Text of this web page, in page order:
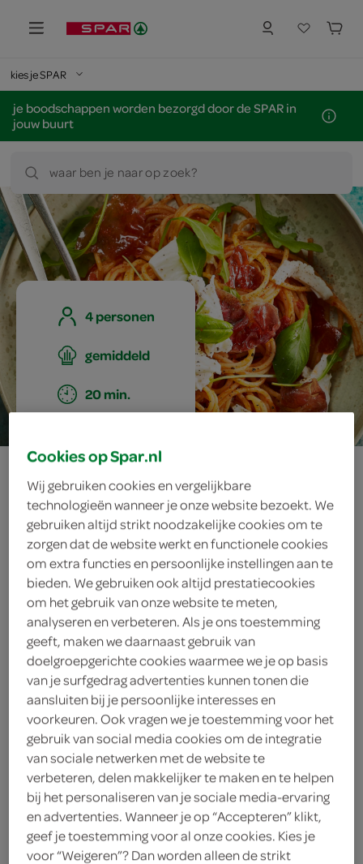
kies je SPAR
je boodschappen worden bezorgd door de SPAR in
jouw buurt
waar ben je naar op zoek?
4 personen
gemiddeld
20 min.
spaghetti
caprese met
parmaham
ingrediënten
1 bol mozzarella
75 gram rucola
1 bosje basilicum
8 plakken rauwe hammen
8 plakken parmaham
Cookies op Spar.nl
Wij gebruiken cookies en vergelijkbare
technologieën wanneer je onze website bezoekt. We
gebruiken altijd strikt noodzakelijke cookies om te
zorgen dat de website werkt en functionele cookies
om extra functies en persoonlijke instellingen aan te
bieden. We gebruiken ook altijd prestatiecookies
om het gebruik van onze website te meten,
analyseren en verbeteren. Als je ons toestemming
geeft, maken we daarnaast gebruik van
doelgroepgerichte cookies waarmee we je op basis
van je surfgedrag advertenties kunnen tonen die
aansluiten bij je persoonlijke interesses en
voorkeuren. Ook vragen we je toestemming voor het
gebruik van social media cookies om de integratie
van sociale netwerken met de website te
verbeteren, delen makkelijker te maken en te helpen
bij het personaliseren van je sociale media-ervaring
en advertenties. Wanneer je op “Accepteren” klikt,
geef je toestemming voor al onze cookies. Kies je
voor “Weigeren”? Dan worden alleen de strikt